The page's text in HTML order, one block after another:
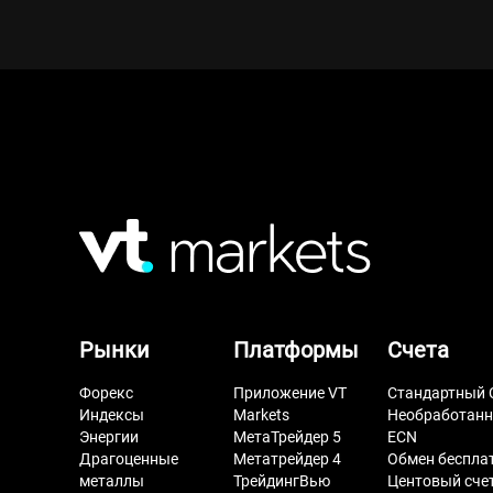
Рынки
Форекс
Индексы
Энергии
Драгоценные
металлы
Платформы
Приложение VT
Markets
МетаТрейдер 5
Метатрейдер 4
ТрейдингВью
Счета
Стандартный
ECN
Обмен
Центовый